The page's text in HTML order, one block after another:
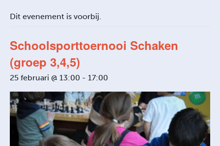
Dit evenement is voorbij.
Schoolsporttoernooi Schaken
(groep 3,4,5)
25 februari @ 13:00 - 17:00